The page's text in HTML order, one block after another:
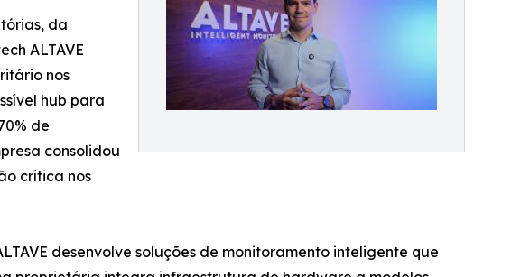
da
ALTAVE
nos
hub para
de
consolidou
crítica nos
desenvolve soluções de monitoramento inteligente que